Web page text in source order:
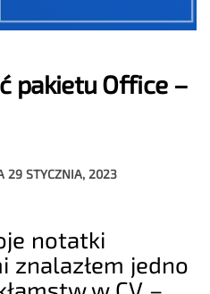
pakietu Office –
29 STYCZNIA, 2023
notatki
znalazłem jedno